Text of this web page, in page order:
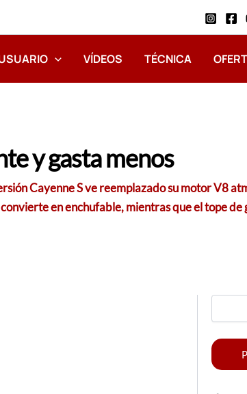
VÍDEOS TÉCNICA
y gasta menos
Cayenne S ve reemplazado su motor V8
en enchufable, mientras que el tope